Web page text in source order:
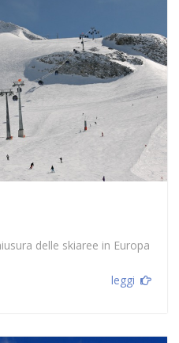
delle skiaree in Europa
leggi